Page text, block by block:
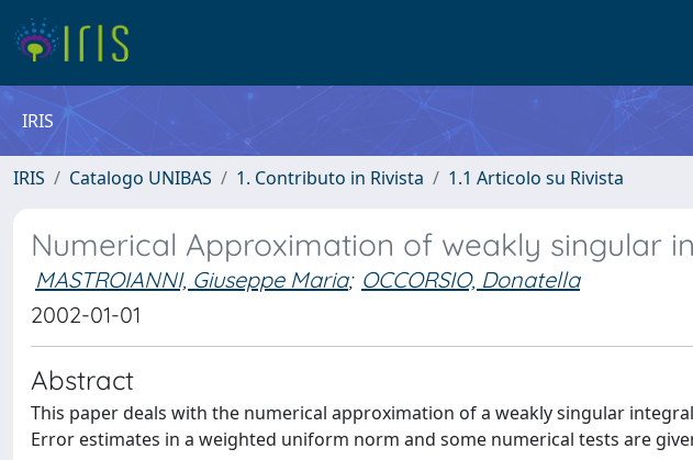
IRIS
IRIS Catalogo UNIBAS 1. Contributo in Rivista 1.1 Articolo su Rivista
Numerical Approximation of weakly singular
MASTROIANNI, Giuseppe Maria; OCCORSIO, Donatella
2002-01-01
Abstract
This paper deals with the numerical approximation of a weakly singular
Error estimates in a weighted uniform norm and some numerical tests are